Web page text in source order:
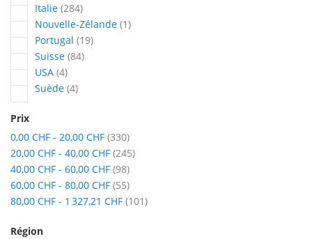
Italie 284articles
Nouvelle-Zélande 1article
Portugal 19articles
Suisse 84articles
USA 4articles
Suède 4articles
Prix
0,00 CHF - 20,00 CHF 330articles
20,00 CHF - 40,00 CHF 245articles
40,00 CHF - 60,00 CHF 98articles
60,00 CHF - 80,00 CHF 55articles
80,00 CHF - 1 327,21 CHF 101articles
Région